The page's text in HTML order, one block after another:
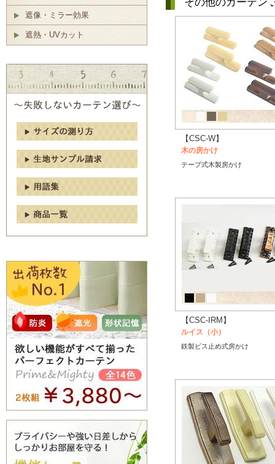
【CSC-W】
木の房かけ
テープ式木製房かけ
【CSC-IRM】
ルイス（小）
鉄製ビス止め式房かけ
遮像・ミラー効果
遮熱・UVカット